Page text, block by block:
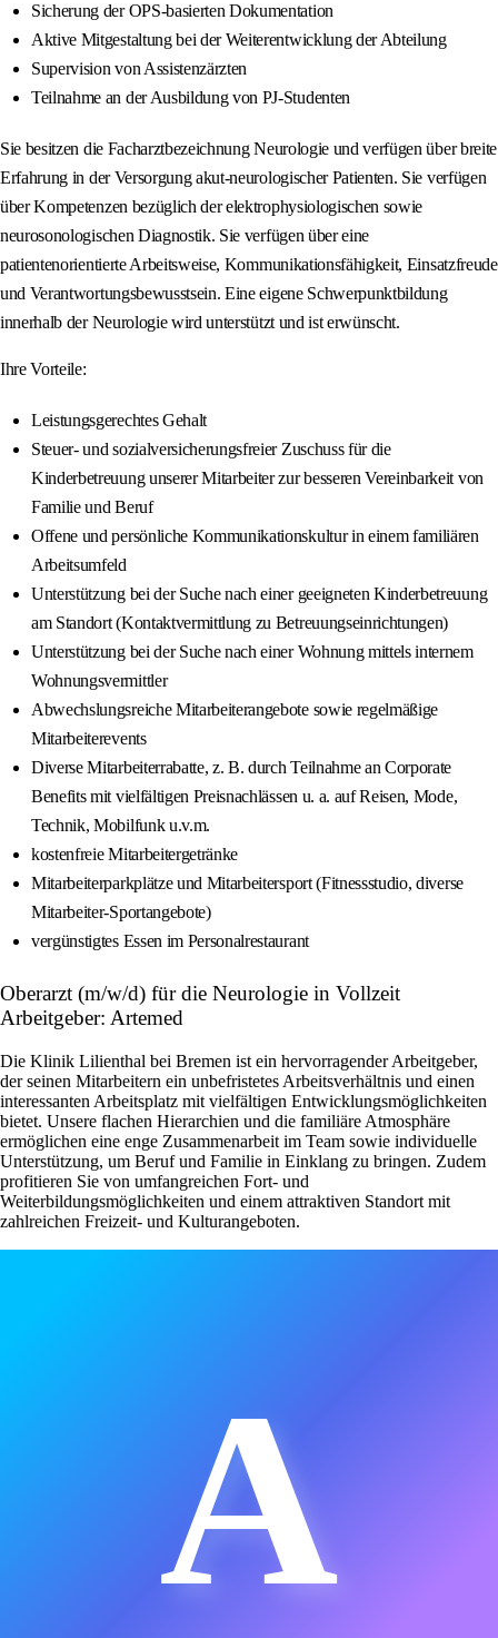
Sicherung der OPS‑basierten Dokumentation
Aktive Mitgestaltung bei der Weiterentwicklung der Abteilung
Supervision von Assistenzärzten
Teilnahme an der Ausbildung von PJ‑Studenten
Sie besitzen die Facharztbezeichnung Neurologie und verfügen über breite
Erfahrung in der Versorgung akut‑neurologischer Patienten. Sie verfügen
über Kompetenzen bezüglich der elektrophysiologischen sowie
neurosonologischen Diagnostik. Sie verfügen über eine
patientenorientierte Arbeitsweise, Kommunikationsfähigkeit, Einsatzfreude
und Verantwortungsbewusstsein. Eine eigene Schwerpunktbildung
innerhalb der Neurologie wird unterstützt und ist erwünscht.
Ihre Vorteile:
Leistungsgerechtes Gehalt
Steuer- und sozialversicherungsfreier Zuschuss für die
Kinderbetreuung unserer Mitarbeiter zur besseren Vereinbarkeit von
Familie und Beruf
Offene und persönliche Kommunikationskultur in einem familiären
Arbeitsumfeld
Unterstützung bei der Suche nach einer geeigneten Kinderbetreuung
am Standort (Kontaktvermittlung zu Betreuungseinrichtungen)
Unterstützung bei der Suche nach einer Wohnung mittels internem
Wohnungsvermittler
Abwechslungsreiche Mitarbeiterangebote sowie regelmäßige
Mitarbeiterevents
Diverse Mitarbeiterrabatte, z. B. durch Teilnahme an Corporate
Benefits mit vielfältigen Preisnachlässen u. a. auf Reisen, Mode,
Technik, Mobilfunk u.v.m.
kostenfreie Mitarbeitergetränke
Mitarbeiterparkplätze und Mitarbeitersport (Fitnessstudio, diverse
Mitarbeiter‑Sportangebote)
vergünstigtes Essen im Personalrestaurant
Oberarzt (m/w/d) für die Neurologie in Vollzeit
Arbeitgeber: Artemed
Die Klinik Lilienthal bei Bremen ist ein hervorragender Arbeitgeber,
der seinen Mitarbeitern ein unbefristetes Arbeitsverhältnis und einen
interessanten Arbeitsplatz mit vielfältigen Entwicklungsmöglichkeiten
bietet. Unsere flachen Hierarchien und die familiäre Atmosphäre
ermöglichen eine enge Zusammenarbeit im Team sowie individuelle
Unterstützung, um Beruf und Familie in Einklang zu bringen. Zudem
profitieren Sie von umfangreichen Fort- und
Weiterbildungsmöglichkeiten und einem attraktiven Standort mit
zahlreichen Freizeit- und Kulturangeboten.
A